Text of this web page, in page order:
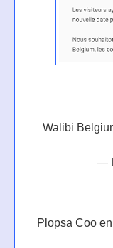
Walibi
—
Plopsa Coo